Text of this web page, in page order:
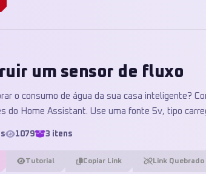
um sensor de fluxo
o consumo de água da sua casa inteligente?
do Home Assistant. Use uma fonte 5v, tipo
1079 3 itens
Tutorial Copiar Link Link Quebrado